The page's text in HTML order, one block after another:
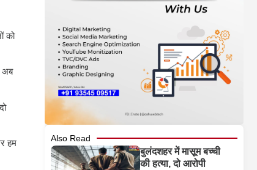
को
अब
हम
Also Read
बुलंदशहर में मासूम बच्ची
की हत्या, दो आरोपी